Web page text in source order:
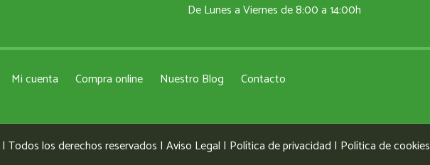
De Lunes a Viernes de 8:00 a 14:00h
Mi cuenta Compra online Nuestro Blog Contacto
| Todos los derechos reservados | Aviso Legal | Política de privacidad | Política de cookies